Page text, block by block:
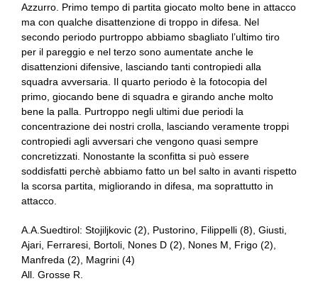
Azzurro. Primo tempo di partita giocato molto bene in attacco
ma con qualche disattenzione di troppo in difesa. Nel
secondo periodo purtroppo abbiamo sbagliato l’ultimo tiro
per il pareggio e nel terzo sono aumentate anche le
disattenzioni difensive, lasciando tanti contropiedi alla
squadra avversaria. Il quarto periodo è la fotocopia del
primo, giocando bene di squadra e girando anche molto
bene la palla. Purtroppo negli ultimi due periodi la
concentrazione dei nostri crolla, lasciando veramente troppi
contropiedi agli avversari che vengono quasi sempre
concretizzati. Nonostante la sconfitta si può essere
soddisfatti perchè abbiamo fatto un bel salto in avanti rispetto
la scorsa partita, migliorando in difesa, ma soprattutto in
attacco.
A.A.Suedtirol: Stojiljkovic (2), Pustorino, Filippelli (8), Giusti,
Ajari, Ferraresi, Bortoli, Nones D (2), Nones M, Frigo (2),
Manfreda (2), Magrini (4)
All. Grosse R.